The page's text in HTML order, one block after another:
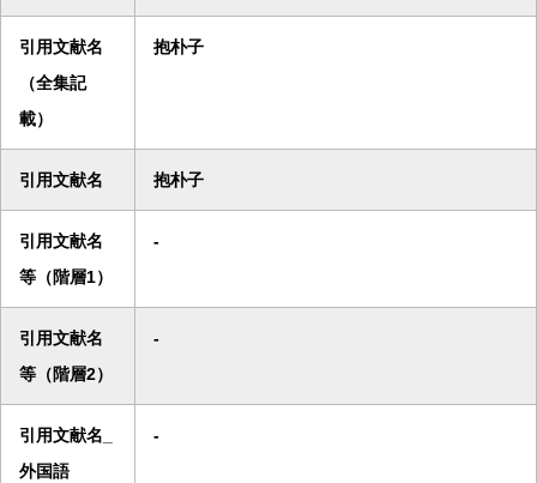
引用文献名
（全集記
載）
抱朴子
引用文献名 抱朴子
引用文献名
等（階層1）
-
引用文献名
等（階層2）
-
引用文献名_
外国語
-